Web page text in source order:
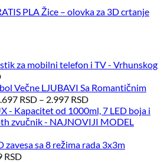
PLA Žice – olovka za 3D crtanje
za mobilni telefon i TV - Vrhunskog
Večne LJUBAVI Sa Romantičnim
RSD – 2.997 RSD
- Kapacitet od 1000ml, 7 LED boja i
zvučnik - NAJNOVIJI MODEL
zavesa sa 8 režima rada 3x3m
RSD